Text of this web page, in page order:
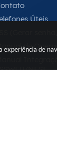
de
Úteis
de
NFSE